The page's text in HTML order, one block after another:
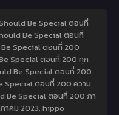
Be Special ตอนที่
Be Special ตอนที่
Be Special ตอนที่ 200
Special ตอนที่ 200 ทุก
Be Special ตอนที่ 200
Special ตอนที่ 200 ความ
Be Special ตอนที่ 200 ภา
าคม 2023, hippo